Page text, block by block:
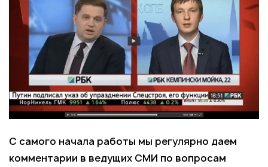
С самого начала работы мы регулярно даем
комментарии в ведущих СМИ по вопросам